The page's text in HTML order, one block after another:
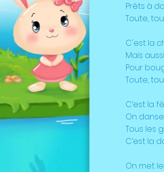
Prêts à
Toute,
C'est la
Mais
Pour
Toute,
C’est la
On
Tous les
C’est la
On met